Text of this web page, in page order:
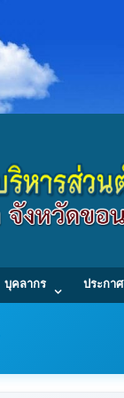
บุคลากร ประกาศ